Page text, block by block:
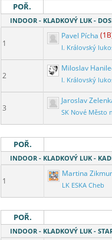
POŘ.
INDOOR - KLADKOVÝ LUK -
1
Pavel Pícha
I. Královský
2
Miloslav
I. Královský
3
Jaroslav
SK Nové Město
POŘ.
INDOOR - KLADKOVÝ LUK -
1
Martina
LK ESKA Cheb
POŘ.
INDOOR - KLADKOVÝ LUK -